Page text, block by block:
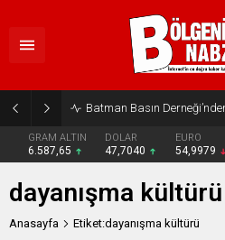
GRAM ALTIN
6.587,65
DOLAR
47,7040
EURO
54,9979
dayanışma kültürü
Anasayfa Etiket:dayanışma kültürü